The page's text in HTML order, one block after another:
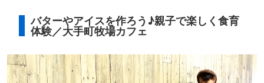
バターやアイスを作ろう♪親子で楽しく食育
体験／大手町牧場カフェ